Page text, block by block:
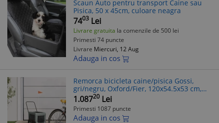
Scaun Auto pentru transport Caine sau
Pisica, 50 x 45cm, culoare neagra
7403 Lei
Livrare gratuita la comenzile de 500 lei
Primesti 74 puncte
Livrare Miercuri, 12 Aug
Adauga in cos
Remorca bicicleta caine/pisica Gossi,
gri/negru, Oxford/Fier, 120x54.5x53 cm,
max 30kg, remorca transport animale
1.08720 Lei
Primesti 1087 puncte
Adauga in cos